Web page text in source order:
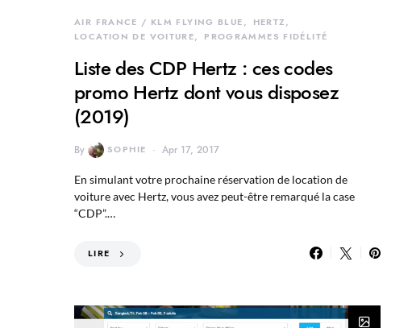
AIR FRANCE / KLM FLYING BLUE
HERTZ
LOCATION DE VOITURE
PROGRAMMES FIDÉLITÉ
Liste des CDP Hertz : ces codes
promo Hertz dont vous disposez
(2019)
By SOPHIE Apr 17, 2017
En simulant votre prochaine réservation de location de
voiture avec Hertz, vous avez peut-être remarqué la case
“CDP”.…
LIRE